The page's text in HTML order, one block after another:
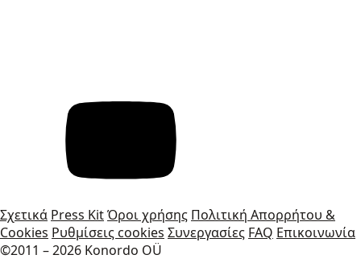
Σχετικά Press KitΌροι χρήσης Πολιτική Απορρήτου &
Cookies Ρυθμίσεις cookies Συνεργασίες FAQ Επικοινωνία
©2011 – 2026 Konordo OÜ